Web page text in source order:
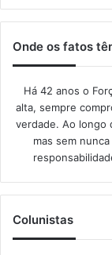
Onde os fatos
Há 42 anos o
alta, sempre
verdade. Ao longo
mas sem
Colunistas